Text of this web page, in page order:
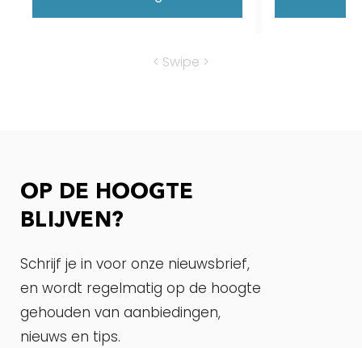
< Swipe >
OP DE HOOGTE
BLIJVEN?
Schrijf je in voor onze nieuwsbrief,
en wordt regelmatig op de hoogte
gehouden van aanbiedingen,
nieuws en tips.